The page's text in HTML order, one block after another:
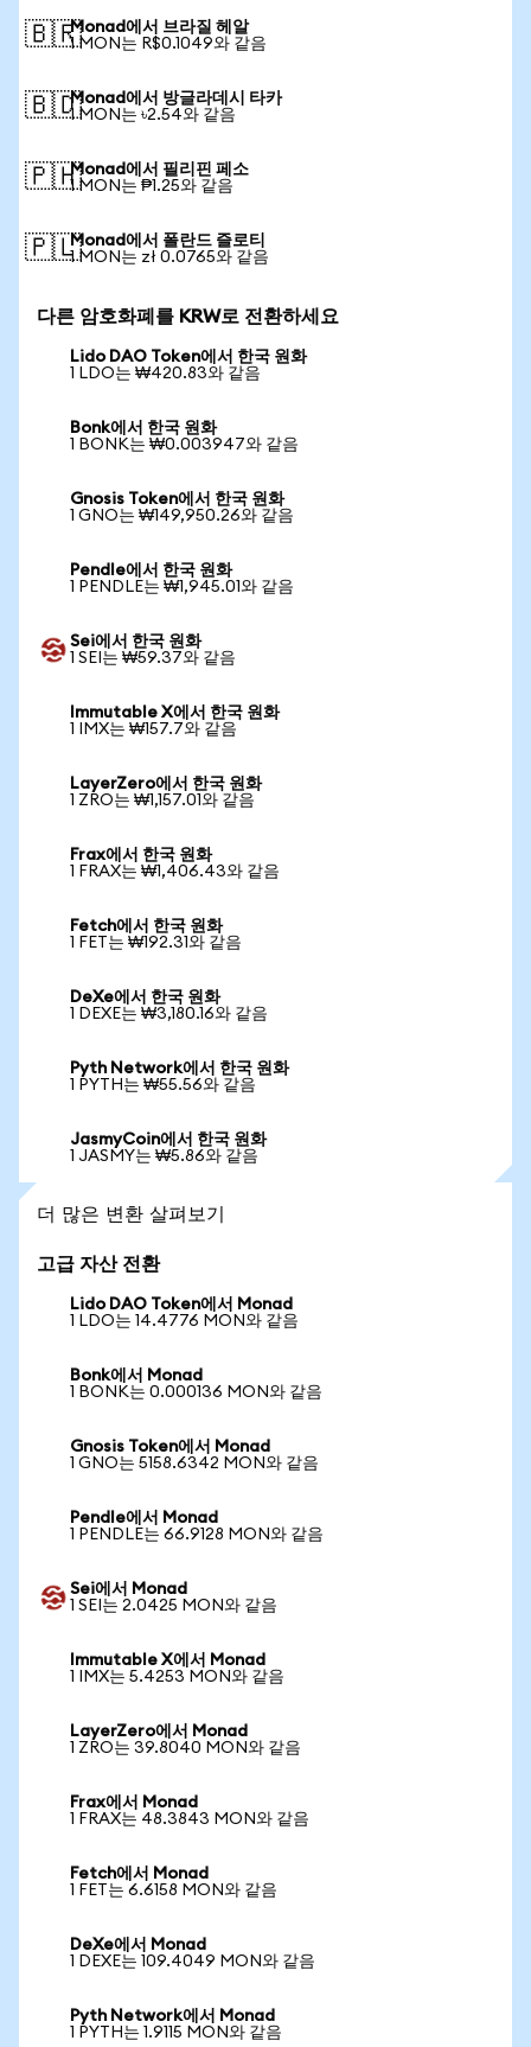
🇧🇷Monad에서 브라질 헤알
1 MON는 R$0.1049와 같음
🇧🇩Monad에서 방글라데시 타카
1 MON는 ৳2.54와 같음
🇵🇭Monad에서 필리핀 페소
1 MON는 ₱1.25와 같음
🇵🇱Monad에서 폴란드 즐로티
1 MON는 zł 0.0765와 같음
다른 암호화폐를 KRW로 전환하세요
Lido DAO Token에서 한국 원화
1 LDO는 ₩420.83와 같음
Bonk에서 한국 원화
1 BONK는 ₩0.003947와 같음
Gnosis Token에서 한국 원화
1 GNO는 ₩149,950.26와 같음
Pendle에서 한국 원화
1 PENDLE는 ₩1,945.01와 같음
Sei에서 한국 원화
1 SEI는 ₩59.37와 같음
Immutable X에서 한국 원화
1 IMX는 ₩157.7와 같음
LayerZero에서 한국 원화
1 ZRO는 ₩1,157.01와 같음
Frax에서 한국 원화
1 FRAX는 ₩1,406.43와 같음
Fetch에서 한국 원화
1 FET는 ₩192.31와 같음
DeXe에서 한국 원화
1 DEXE는 ₩3,180.16와 같음
Pyth Network에서 한국 원화
1 PYTH는 ₩55.56와 같음
JasmyCoin에서 한국 원화
1 JASMY는 ₩5.86와 같음
더 많은 변환 살펴보기
고급 자산 전환
Lido DAO Token에서 Monad
1 LDO는 14.4776 MON와 같음
Bonk에서 Monad
1 BONK는 0.000136 MON와 같음
Gnosis Token에서 Monad
1 GNO는 5158.6342 MON와 같음
Pendle에서 Monad
1 PENDLE는 66.9128 MON와 같음
Sei에서 Monad
1 SEI는 2.0425 MON와 같음
Immutable X에서 Monad
1 IMX는 5.4253 MON와 같음
LayerZero에서 Monad
1 ZRO는 39.8040 MON와 같음
Frax에서 Monad
1 FRAX는 48.3843 MON와 같음
Fetch에서 Monad
1 FET는 6.6158 MON와 같음
DeXe에서 Monad
1 DEXE는 109.4049 MON와 같음
Pyth Network에서 Monad
1 PYTH는 1.9115 MON와 같음